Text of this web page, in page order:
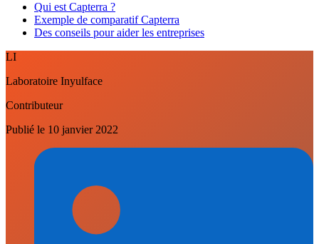
Qui est Capterra ?
Exemple de comparatif Capterra
Des conseils pour aider les entreprises
LI
Laboratoire Inyulface
Contributeur
Publié le 10 janvier 2022